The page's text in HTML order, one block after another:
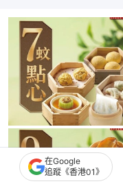
在Google
追蹤《香港01》